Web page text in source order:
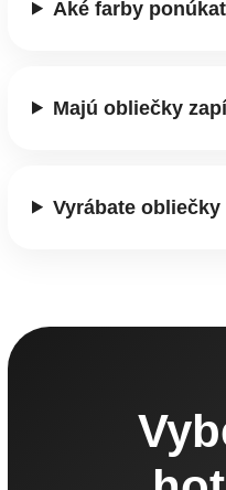
Aké farby
Majú obliečky
Vyrábate